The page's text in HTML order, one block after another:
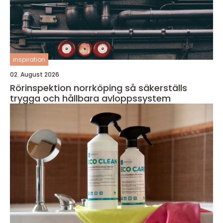
inspiration
02. August 2026
Rörinspektion norrköping så säkerställs
trygga och hållbara avloppssystem